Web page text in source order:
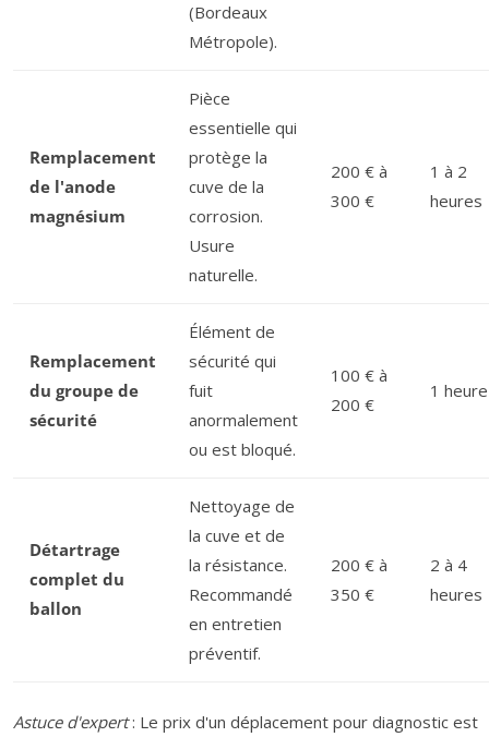
(Bordeaux
Métropole).
Remplacement
de l'anode
magnésium
Pièce
essentielle qui
protège la
cuve de la
corrosion.
Usure
naturelle.
200 € à
300 €
1 à 2
heures
Remplacement
du groupe de
sécurité
Élément de
sécurité qui
fuit
anormalement
ou est bloqué.
100 € à
200 €
1 heure
Détartrage
complet du
ballon
Nettoyage de
la cuve et de
la résistance.
Recommandé
en entretien
préventif.
200 € à
350 €
2 à 4
heures
Astuce d'expert: Le prix d'un déplacement pour diagnostic est